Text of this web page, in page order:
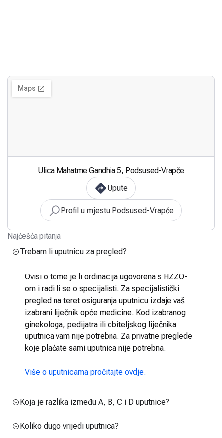
Ulica Mahatme Gandhia 5, Podsused-Vrapče
Upute
Profil u mjestu Podsused-Vrapče
Najčešća pitanja
Trebam li uputnicu za pregled?
Ovisi o tome je li ordinacija ugovorena s HZZO-
om i radi li se o specijalisti. Za specijalistički
pregled na teret osiguranja uputnicu izdaje vaš
izabrani liječnik opće medicine. Kod izabranog
ginekologa, pedijatra ili obiteljskog liječnika
uputnica vam nije potrebna. Za privatne preglede
koje plaćate sami uputnica nije potrebna.
Više o uputnicama pročitajte ovdje.
Koja je razlika između A, B, C i D uputnice?
Koliko dugo vrijedi uputnica?